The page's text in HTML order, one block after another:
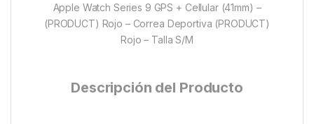
Apple Watch Series 9 GPS + Cellular (41mm) –
(PRODUCT) Rojo – Correa Deportiva (PRODUCT)
Rojo – Talla S/M
Descripción del Producto